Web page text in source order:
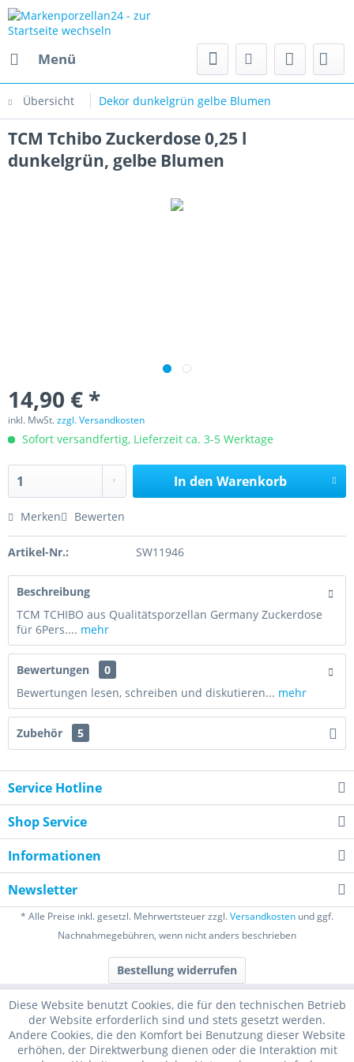
Menü
Übersicht Dekor dunkelgrün gelbe Blumen
TCM Tchibo Zuckerdose 0,25 l
dunkelgrün, gelbe Blumen
14,90 € *
inkl. MwSt.zzgl. Versandkosten
Sofort versandfertig, Lieferzeit ca. 3-5 Werktage
In den Warenkorb
Merken Bewerten
Artikel-Nr.: SW11946
Beschreibung
TCM TCHIBO aus Qualitätsporzellan Germany Zuckerdose
für 6Pers.... mehr
Bewertungen
0
Bewertungen lesen, schreiben und diskutieren... mehr
Zubehör 5
Service Hotline
Shop Service
Informationen
Newsletter
* Alle Preise inkl. gesetzl. Mehrwertsteuer zzgl.Versandkosten und ggf.
Nachnahmegebühren, wenn nicht anders beschrieben
Bestellung widerrufen
Diese Website benutzt Cookies, die für den technischen Betrieb
der Website erforderlich sind und stets gesetzt werden.
Andere Cookies, die den Komfort bei Benutzung dieser Website
erhöhen, der Direktwerbung dienen oder die Interaktion mit